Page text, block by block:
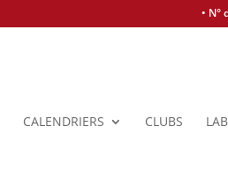
• N°
CALENDRIERS CLUBS